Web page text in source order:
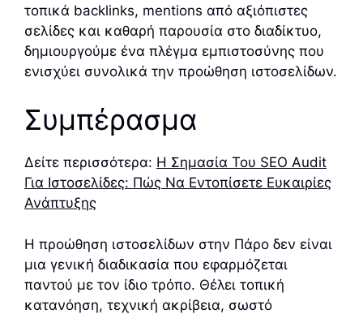
τοπικά backlinks, mentions από αξιόπιστες
σελίδες και καθαρή παρουσία στο διαδίκτυο,
δημιουργούμε ένα πλέγμα εμπιστοσύνης που
ενισχύει συνολικά την προώθηση ιστοσελίδων.
Συμπέρασμα
Δείτε περισσότερα: Η Σημασία Του SEO Audit
Για Ιστοσελίδες: Πώς Να Εντοπίσετε Ευκαιρίες
Ανάπτυξης
Η προώθηση ιστοσελίδων στην Πάρο δεν είναι
μια γενική διαδικασία που εφαρμόζεται
παντού με τον ίδιο τρόπο. Θέλει τοπική
κατανόηση, τεχνική ακρίβεια, σωστό